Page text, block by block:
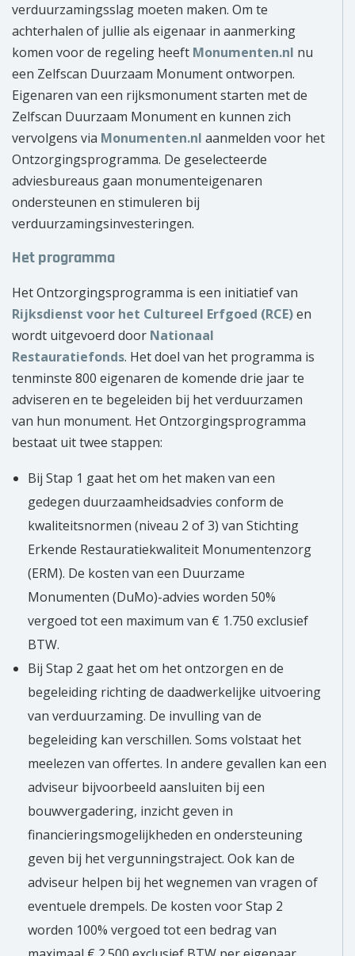
verduurzamingsslag moeten maken. Om te
achterhalen of jullie als eigenaar in aanmerking
komen voor de regeling heeft Monumenten.nl nu
een Zelfscan Duurzaam Monument ontworpen.
Eigenaren van een rijksmonument starten met de
Zelfscan Duurzaam Monument en kunnen zich
vervolgens via Monumenten.nl aanmelden voor het
Ontzorgingsprogramma. De geselecteerde
adviesbureaus gaan monumenteigenaren
ondersteunen en stimuleren bij
verduurzamingsinvesteringen.
Het programma
Het Ontzorgingsprogramma is een initiatief van
Rijksdienst voor het Cultureel Erfgoed (RCE)en
wordt uitgevoerd door Nationaal
Restauratiefonds. Het doel van het programma is
tenminste 800 eigenaren de komende drie jaar te
adviseren en te begeleiden bij het verduurzamen
van hun monument. Het Ontzorgingsprogramma
bestaat uit twee stappen:
Bij Stap 1 gaat het om het maken van een
gedegen duurzaamheidsadvies conform de
kwaliteitsnormen (niveau 2 of 3) van Stichting
Erkende Restauratiekwaliteit Monumentenzorg
(ERM). De kosten van een Duurzame
Monumenten (DuMo)-advies worden 50%
vergoed tot een maximum van € 1.750 exclusief
BTW.
Bij Stap 2 gaat het om het ontzorgen en de
begeleiding richting de daadwerkelijke uitvoering
van verduurzaming. De invulling van de
begeleiding kan verschillen. Soms volstaat het
meelezen van offertes. In andere gevallen kan een
adviseur bijvoorbeeld aansluiten bij een
bouwvergadering, inzicht geven in
financieringsmogelijkheden en ondersteuning
geven bij het vergunningstraject. Ook kan de
adviseur helpen bij het wegnemen van vragen of
eventuele drempels. De kosten voor Stap 2
worden 100% vergoed tot een bedrag van